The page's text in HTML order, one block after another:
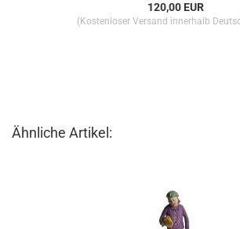
120,00 EUR
(Kostenloser Versand innerhalb
Ähnliche Artikel: